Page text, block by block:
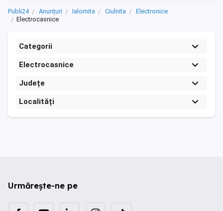
Publi24 Anunțuri Ialomita Ciulnita
Electronice
Electrocasnice
Categorii
Electrocasnice
Județe
Localități
Urmărește-ne pe